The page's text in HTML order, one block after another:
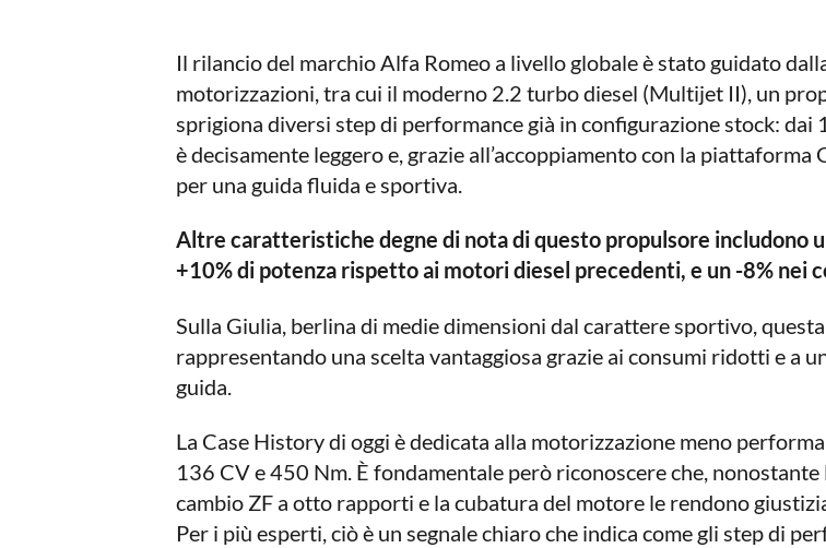
Il rilancio del marchio Alfa Romeo a livello globale è stato guidato
motorizzazioni, tra cui il moderno 2.2 turbo diesel (Multijet II), un
sprigiona diversi step di performance già in configurazione stock:
è decisamente leggero e, grazie all’accoppiamento con la
per una guida fluida e sportiva.
Altre caratteristiche degne di nota di questo propulsore includono
+10% di potenza rispetto ai motori diesel precedenti, e un -8% nei
Sulla Giulia, berlina di medie dimensioni dal carattere sportivo,
rappresentando una scelta vantaggiosa grazie ai consumi ridotti e a
guida.
La Case History di oggi è dedicata alla motorizzazione meno
136 CV e 450 Nm. È fondamentale però riconoscere che,
cambio ZF a otto rapporti e la cubatura del motore le rendono
Per i più esperti, ciò è un segnale chiaro che indica come gli step di